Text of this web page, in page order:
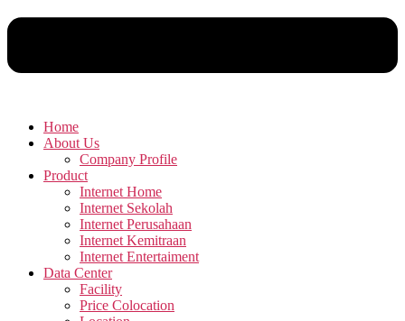
Home
About Us
Company Profile
Product
Internet Home
Internet Sekolah
Internet Perusahaan
Internet Kemitraan
Internet Entertaiment
Data Center
Facility
Price Colocation